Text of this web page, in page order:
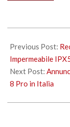
11-
02
Previous Post:
Impermeabile
Next Post:
8 Pro in Italia